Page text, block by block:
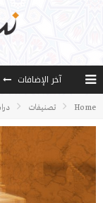
آخر الإضافات
Home تصنيفات